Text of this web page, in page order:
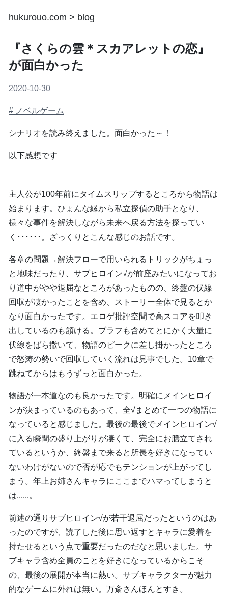
hukurouo.com > blog
『さくらの雲＊スカアレットの恋』
が面白かった
2020-10-30
# ノベルゲーム
シナリオを読み終えました。面白かった～！
以下感想です
主人公が100年前にタイムスリップするところから物語は
始まります。ひょんな縁から私立探偵の助手となり、
様々な事件を解決しながら未来へ戻る方法を探ってい
く･･････。ざっくりとこんな感じのお話です。
各章の問題→解決フローで用いられるトリックがちょっ
と地味だったり、サブヒロイン√が前座みたいになってお
り道中がやや退屈なところがあったものの、終盤の伏線
回収が凄かったことを含め、ストーリー全体で見るとか
なり面白かったです。エロゲ批評空間で高スコアを叩き
出しているのも頷ける。ブラフも含めてとにかく大量に
伏線をばら撒いて、物語のピークに差し掛かったところ
で怒涛の勢いで回収していく流れは見事でした。10章で
跳ねてからはもうずっと面白かった。
物語が一本道なのも良かったです。明確にメインヒロイ
ンが決まっているのもあって、全√まとめて一つの物語に
なっていると感じました。最後の最後でメインヒロイン√
に入る瞬間の盛り上がりが凄くて、完全にお膳立てされ
ているというか、終盤まで来ると所長を好きになってい
ないわけがないので否が応でもテンションが上がってし
まう。年上お姉さんキャラにここまでハマってしまうと
は......。
前述の通りサブヒロイン√が若干退屈だったというのはあ
ったのですが、読了した後に思い返すとキャラに愛着を
持たせるという点で重要だったのだなと思いました。サ
ブキャラ含め全員のことを好きになっているからこそ
の、最後の展開が本当に熱い。サブキャラクターが魅力
的なゲームに外れは無い。万斎さんほんとすき。